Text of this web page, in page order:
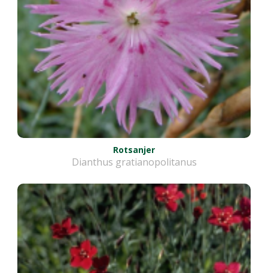
Rotsanjer
Dianthus gratianopolitanus